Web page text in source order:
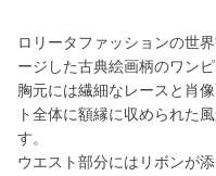
ロリータファッションの世
ージした古典絵画柄のワンピ
胸元には繊細なレースと肖
ト全体に額縁に収められた
す。
ウエスト部分にはリボンが